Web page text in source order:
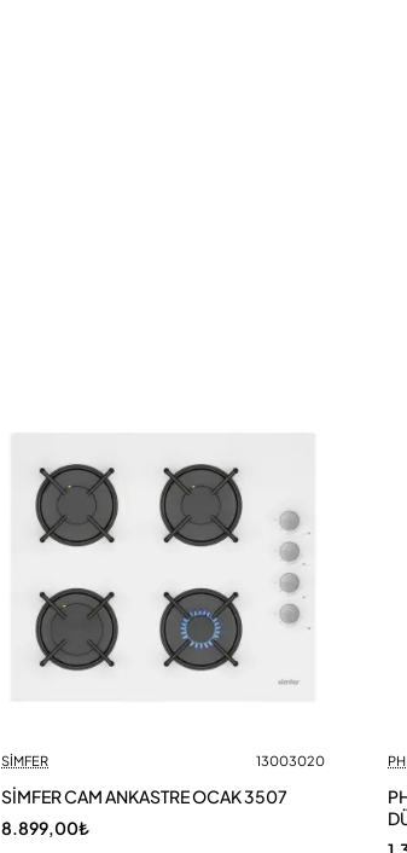
SİMFER 13003020
SİMFER CAM ANKASTRE OCAK 3507
8.899,00₺